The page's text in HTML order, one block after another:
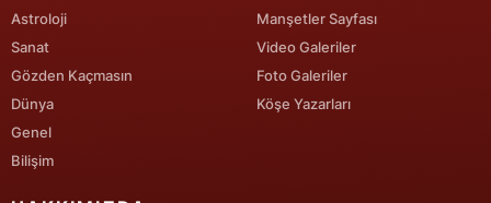
Bayburt
Karaman
Kırıkkale
Astroloji
Sanat
Gözden Kaçmasın
Dünya
Genel
Bilişim
Manşetler Sayfası
Video Galeriler
Foto Galeriler
Köşe Yazarları